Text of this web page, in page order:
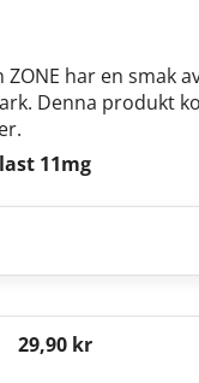
har en smak
Denna produkt
11mg
29,90 kr